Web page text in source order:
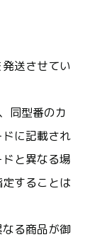
送させてい
同型番のカ
に記載され
と異なる場
することは
る商品が御